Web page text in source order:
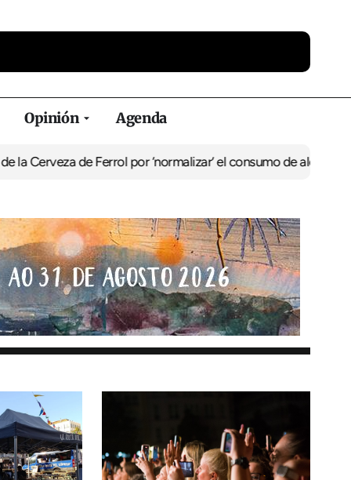
Opinión Agenda
Ferrol por ‘normalizar’ el consumo de alcoholDe Perlío a